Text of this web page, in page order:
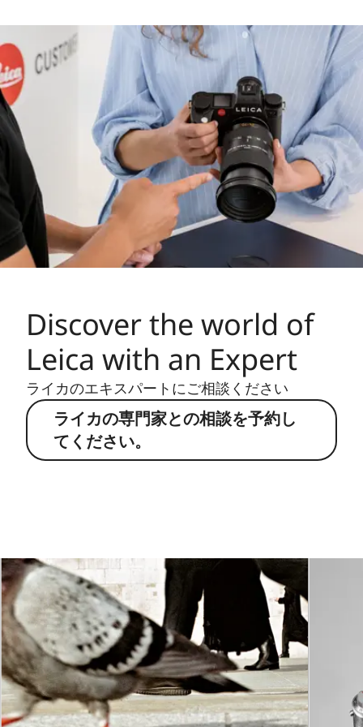
Discover the world of
Leica with an Expert
ライカのエキスパートにご相談ください
ライカの専門家との相談を予約し
てください。